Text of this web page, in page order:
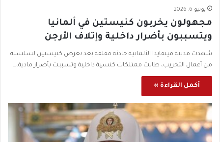
يونيو 6, 2026
مجهولون يخربون كنيستين في ألمانيا
ويتسببون بأضرار داخلية وإتلاف الأرجن
شهدت مدينة ميتفايدا الألمانية حادثة مقلقة بعد تعرض كنيستين لسلسلة
من أعمال التخريب، طالت ممتلكات كنسية داخلية وتسببت بأضرار مادية،…
أكمل القراءة »